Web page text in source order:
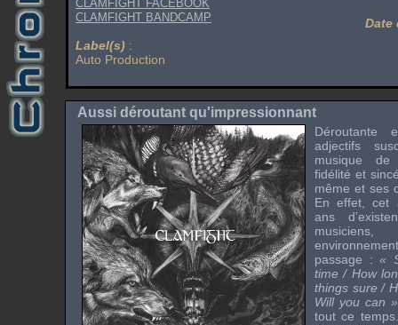
CLAMFIGHT FACEBOOK
CLAMFIGHT BANDCAMP
Label(s) :
Auto Production
Date
Aussi déroutant qu'impressionnant
Déroutante
adjectifs
musique
fidélité et
même et ses
En effet, cet
ans
passage :«
time / How
things sure /
Will you can »
tout ce